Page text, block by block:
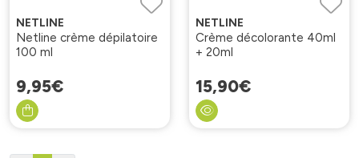
NETLINE
Netline crème dépilatoire
100 ml
9,95€
NETLINE
Crème décolorante 40ml
+ 20ml
15,90€